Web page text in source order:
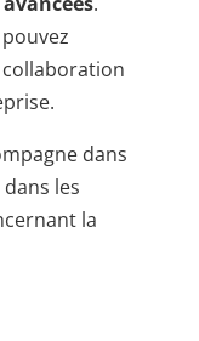
dans
les
la